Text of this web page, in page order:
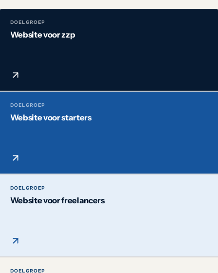
DOELGROEP
Website voor zzp
DOELGROEP
Website voor starters
DOELGROEP
Website voor freelancers
DOELGROEP